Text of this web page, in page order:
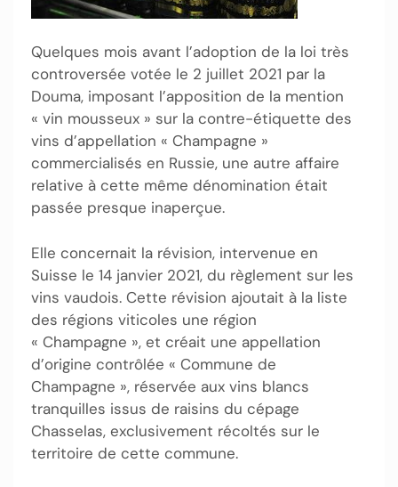
Quelques mois avant l’adoption de la loi très
controversée votée le 2 juillet 2021 par la
Douma, imposant l’apposition de la mention
« vin mousseux » sur la contre-étiquette des
vins d’appellation « Champagne »
commercialisés en Russie, une autre affaire
relative à cette même dénomination était
passée presque inaperçue.
Elle concernait la révision, intervenue en
Suisse le 14 janvier 2021, du règlement sur les
vins vaudois. Cette révision ajoutait à la liste
des régions viticoles une région
« Champagne », et créait une appellation
d’origine contrôlée « Commune de
Champagne », réservée aux vins blancs
tranquilles issus de raisins du cépage
Chasselas, exclusivement récoltés sur le
territoire de cette commune.